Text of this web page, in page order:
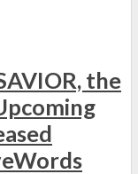
the